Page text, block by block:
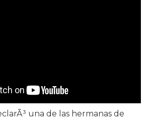
una de las hermanas de